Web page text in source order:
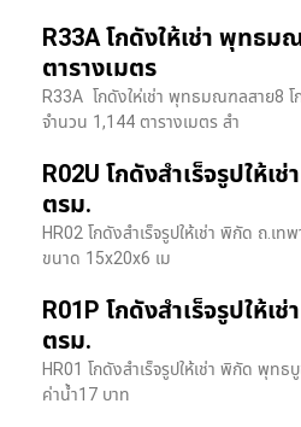
R33A โกดังให้เช่า พุทธ
ตารางเมตร
R33A โกดังให่เช่า พุทธมณฑลสาย8
จำนวน 1,144 ตารางเมตร สำ
R02U โกดังสำเร็จรูปให้เ
ตรม.
HR02 โกดังสำเร็จรูปให้เช่า พิกัด ถ.เ
ขนาด 15x20x6 เม
R01P โกดังสำเร็จรูปให้เ
ตรม.
HR01 โกดังสำเร็จรูปให้เช่า พิกัด พุท
ค่าน้ำ17 บาท